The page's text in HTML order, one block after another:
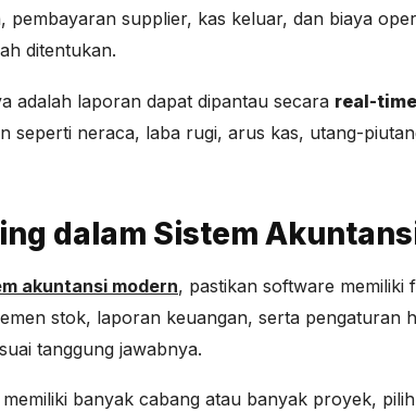
pembayaran supplier, kas keluar, dan biaya
ditentukan.
adalah laporan dapat dipantau secara real-time
seperti neraca, laba rugi, arus kas, utang-
dalam Sistem
akuntansi modern, pastikan software memiliki
stok, laporan keuangan, serta
tanggung jawabnya.
banyak cabang atau banyak proyek,